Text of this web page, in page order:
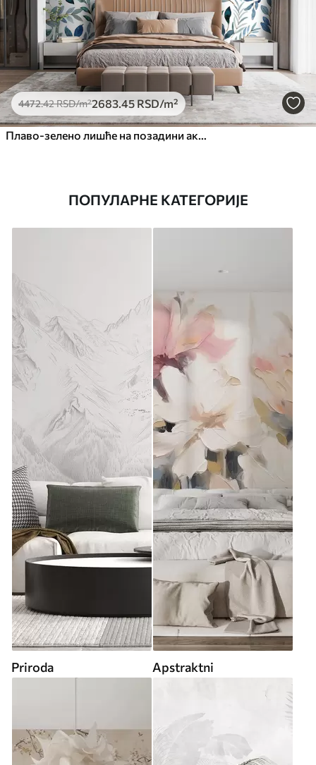
4472.42RSD/m²2683.45RSD/m²
Плаво-зелено лишће на позадини акварела
ПОПУЛАРНЕ КАТЕГОРИЈЕ
Priroda Apstraktni